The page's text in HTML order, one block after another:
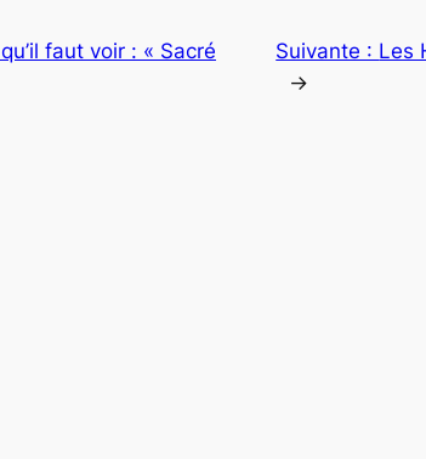
faut voir : « Sacré
Suivante : Les
→